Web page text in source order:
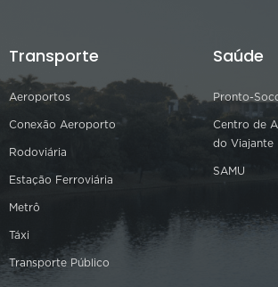
Transporte
Aeroportos
Conexão Aeroporto
Rodoviária
Estação Ferroviária
Metrô
Táxi
Transporte Público
Saúde
Pronto-
Centro de
do Viajante
SAMU